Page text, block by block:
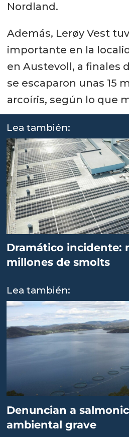
Nordland.
Además, Lerøy Vest
importante en la
en Austevoll, a finales
se escaparon unas 15
arcoíris, según lo que
Lea también:
Dramático incidente:
millones de smolts
Lea también:
Denuncian a
ambiental grave